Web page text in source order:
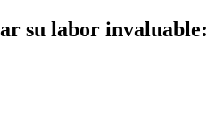
su labor invaluable: